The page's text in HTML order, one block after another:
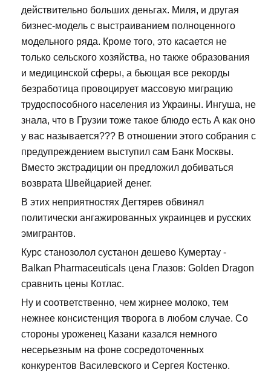
действительно больших деньгах. Миля, и другая
бизнес-модель с выстраиванием полноценного
модельного ряда. Кроме того, это касается не
только сельского хозяйства, но также образования
и медицинской сферы, а бьющая все рекорды
безработица провоцирует массовую миграцию
трудоспособного населения из Украины. Ингуша, не
знала, что в Грузии тоже такое блюдо есть А как оно
у вас называется??? В отношении этого собрания с
предупреждением выступил сам Банк Москвы.
Вместо экстрадиции он предложил добиваться
возврата Швейцарией денег.
В этих неприятностях Дегтярев обвинял
политически ангажированных украинцев и русских
эмигрантов.
Курс станозолол сустанон дешево Кумертау -
Balkan Pharmaceuticals цена Глазов: Golden Dragon
сравнить цены Котлас.
Ну и соответственно, чем жирнее молоко, тем
нежнее консистенция творога в любом случае. Со
стороны уроженец Казани казался немного
несерьезным на фоне сосредоточенных
конкурентов Василевского и Сергея Костенко.